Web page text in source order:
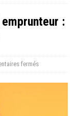
:
fermés